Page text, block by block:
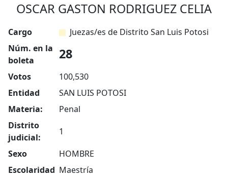
OSCAR GASTON RODRIGUEZ CELIA
Cargo
Juezas/es de Distrito San Luis Potosi
Núm. en la
boleta
28
Votos
100,530
Entidad
SAN LUIS POTOSI
Materia:
Penal
Distrito
judicial:
1
Sexo
HOMBRE
Escolaridad Maestría